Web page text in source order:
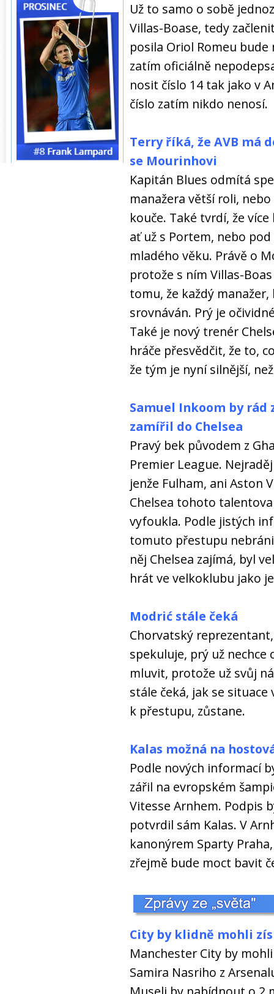
Už to samo o sobě
Villas-Boase, tedy
posila Oriol Romeu
zatím oficiálně
nosit číslo 14 tak jako v
číslo zatím nikdo nenosí.
Terry říká, že AVB má
se Mourinhovi
Kapitán Blues odmítá
manažera větší roli,
kouče. Také tvrdí, že
ať už s Portem, nebo
mladého věku. Právě o
protože s ním Villas-
tomu, že každý
srovnáván. Prý je
Také je nový trenér
hráče přesvědčit, že to,
že tým je nyní silnější,
Samuel Inkoom by
zamířil do Chelsea
Pravý bek původem z
Premier League.
jenže Fulham, ani Aston
Chelsea tohoto
vyfoukla. Podle jistých
tomuto přestupu
něj Chelsea zajímá, byl
hrát ve velkoklubu jako
Modrić stále čeká
Chorvatský
spekuluje, prý už
mluvit, protože už svůj
stále čeká, jak se
k přestupu, zůstane.
Kalas možná na
Podle nových informací
zářil na evropském
Vitesse Arnhem. Podpis
potvrdil sám Kalas. V
kanonýrem Sparty
zřejmě bude moct bavit
City byklidně mohli
Manchester City by
Samira Nasriho z